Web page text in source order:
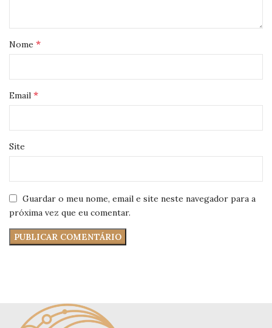
Nome *
Email *
Site
Guardar o meu nome, email e site neste navegador para a
próxima vez que eu comentar.